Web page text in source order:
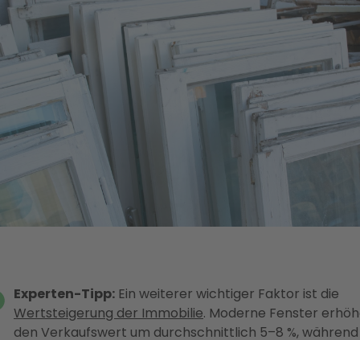
Experten-Tipp: Ein weiterer wichtiger Faktor ist die
Wertsteigerung der Immobilie. Moderne Fenster
den Verkaufswert um durchschnittlich 5–8 %, während